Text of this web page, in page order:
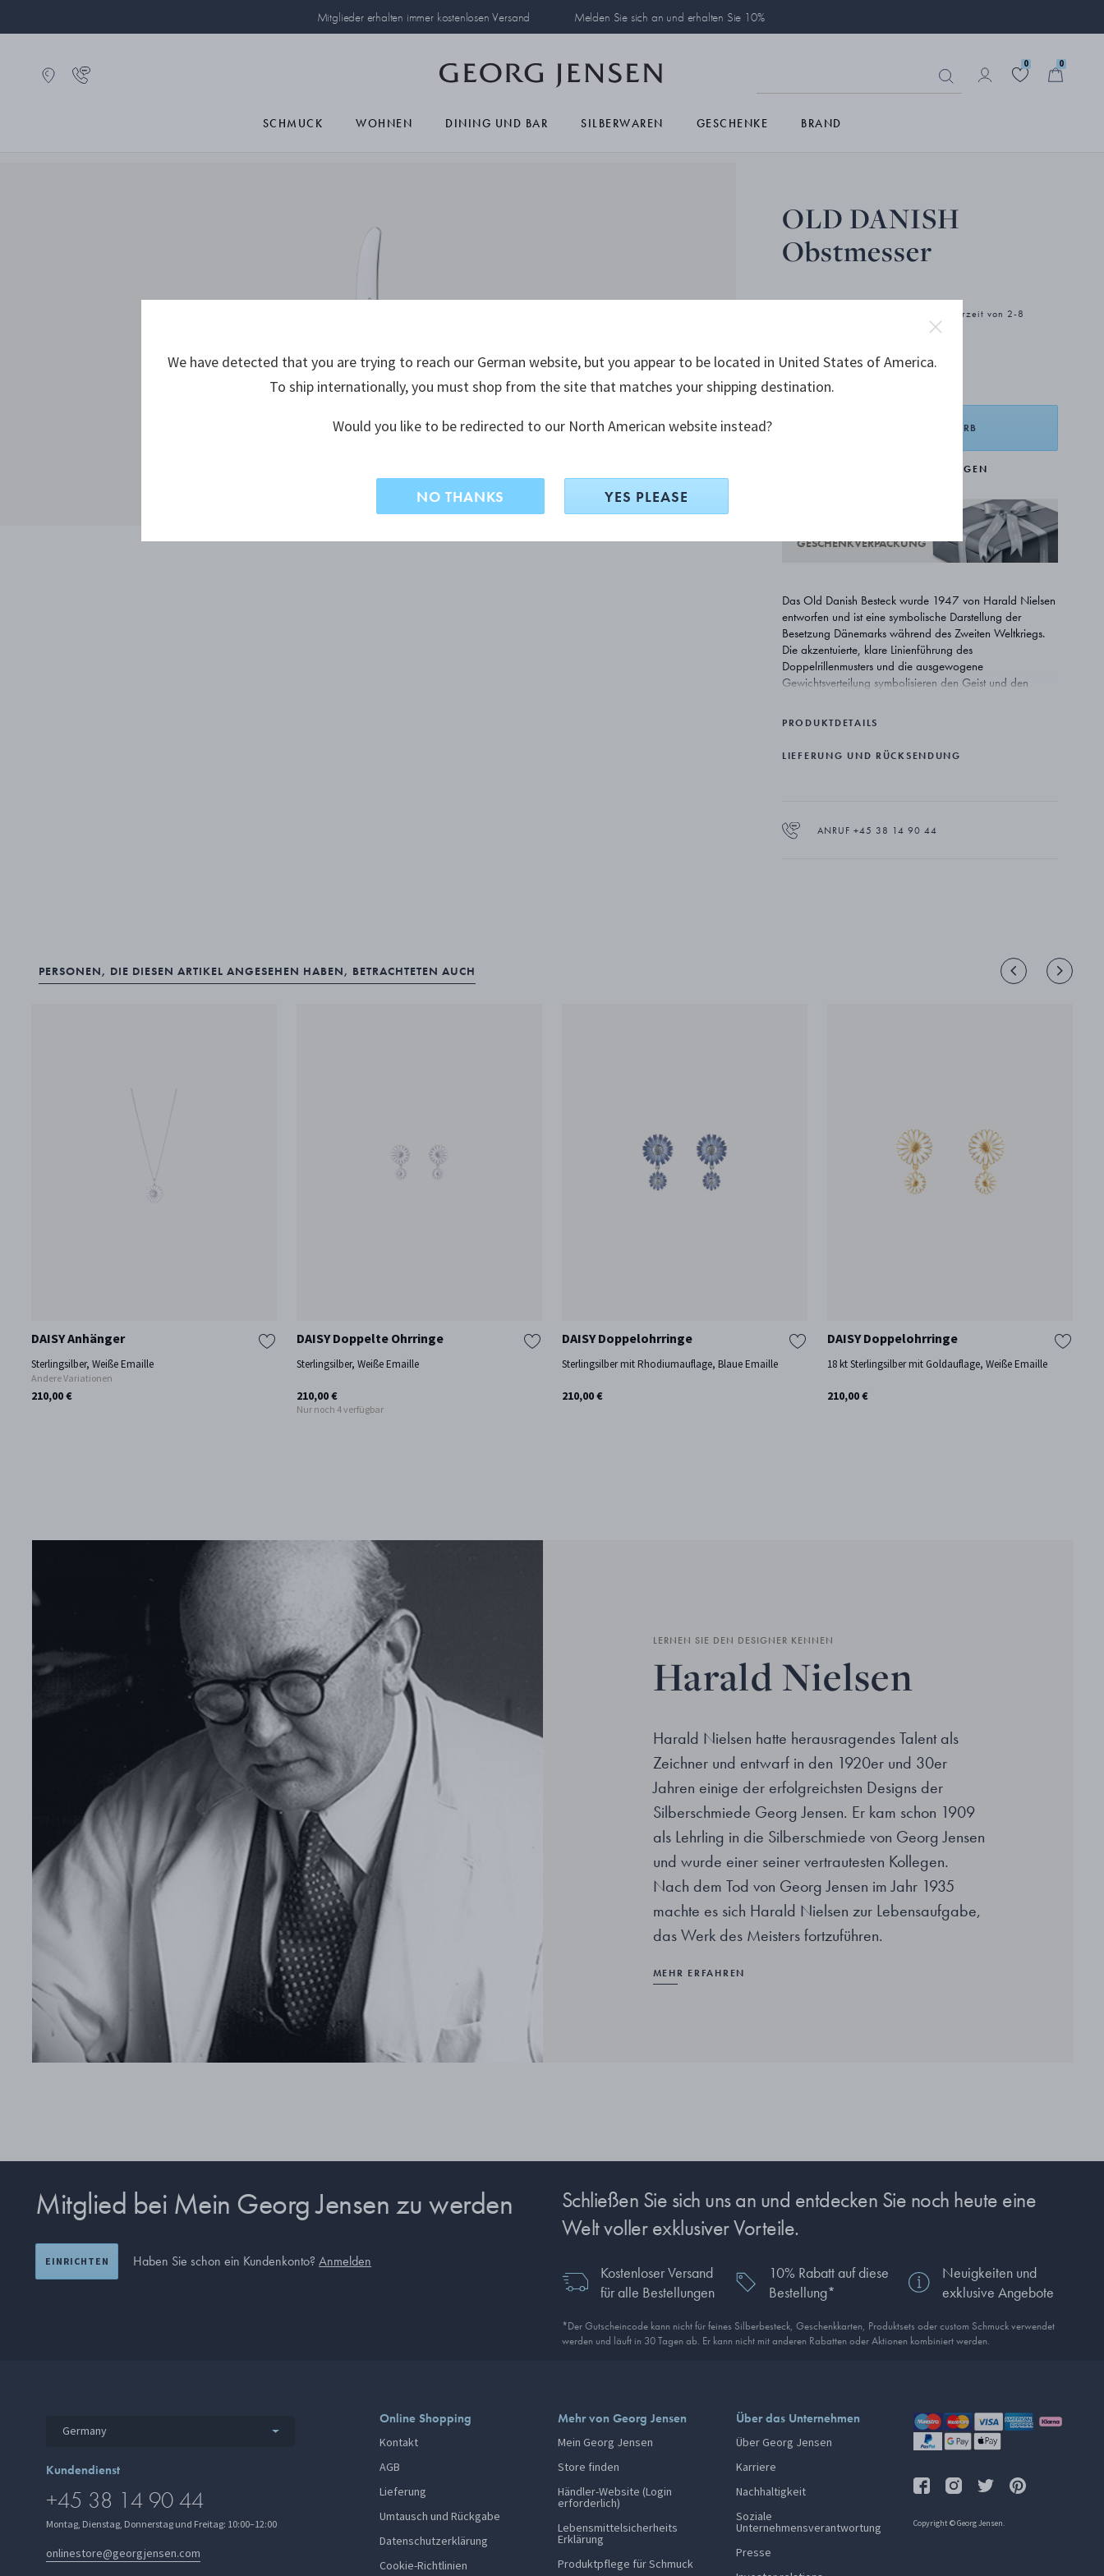
Mitglieder erhalten immer kostenlosen Versand Melden Sie sich an und erhalten Sie 10%
0 0
SCHMUCK WOHNEN DINING UND BAR SILBERWAREN GESCHENKE BRAND
OLD DANISH
Obstmesser
Das Produkt hat eine verlängerte Lieferzeit von 2-8
IN DEN WARENKORB
ZUR WUNSCHLISTE HINZUFÜGEN
GESCHENKVERPACKUNG
Das Old Danish Besteck wurde 1947 von Harald Nielsen
entworfen und ist eine symbolische Darstellung der
Besetzung Dänemarks während des Zweiten Weltkriegs.
Die akzentuierte, klare Linienführung des
Doppelrillenmusters und die ausgewogene
Gewichtsverteilung symbolisieren den Geist und den
Danish Besteck stellt auch eine Verbindung zum
während der Besatzungszeit nie aus dem Land floh,
PRODUKTDETAILS
LIEFERUNG UND RÜCKSENDUNG
ANRUF +45 38 14 90 44
PERSONEN, DIE DIESEN ARTIKEL ANGESEHEN HABEN, BETRACHTETEN AUCH
DAISY Anhänger
Sterlingsilber, Weiße Emaille
Andere Variationen
210,00 €
DAISY Doppelte Ohrringe
Sterlingsilber, Weiße Emaille
210,00 €
Nur noch 4 verfügbar
DAISY Doppelohrringe
Sterlingsilber mit Rhodiumauflage, Blaue Emaille
210,00 €
DAISY Doppelohrringe
18 kt Sterlingsilber mit Goldauflage, Weiße Emaille
210,00 €
LERNEN SIE DEN DESIGNER KENNEN
Harald Nielsen
Harald Nielsen hatte herausragendes Talent als
Zeichner und entwarf in den 1920er und 30er
Jahren einige der erfolgreichsten Designs der
Silberschmiede Georg Jensen. Er kam schon 1909
als Lehrling in die Silberschmiede von Georg Jensen
und wurde einer seiner vertrautesten Kollegen.
Nach dem Tod von Georg Jensen im Jahr 1935
machte es sich Harald Nielsen zur Lebensaufgabe,
das Werk des Meisters fortzuführen.
MEHR ERFAHREN
Mitglied bei Mein Georg Jensen zu werden
EINRICHTEN Haben Sie schon ein Kundenkonto?Anmelden
Schließen Sie sich uns an und entdecken Sie noch heute eine
Welt voller exklusiver Vorteile.
Kostenloser Versand
für alle Bestellungen
10% Rabatt auf diese
Bestellung*
Neuigkeiten und
exklusive Angebote
*Der Gutscheincode kann nicht für feines Silberbesteck, Geschenkkarten, Produkt­sets oder custom Schmuck verwendet
werden und läuft in 30 Tagen ab. Er kann nicht mit anderen Rabatten oder Aktionen kombiniert werden.
Germany
Kundendienst
+45 38 14 90 44
Montag, Dienstag, Donnerstag und Freitag: 10:00–12:00
onlinestore@georgjensen.com
Online Shopping
Kontakt
AGB
Lieferung
Umtausch und Rückgabe
Datenschutzerklärung
Cookie-Richtlinien
Mehr von Georg Jensen
Mein Georg Jensen
Store finden
Händler-Website (Login
erforderlich)
Lebensmittelsicherheits
Erklärung
Produktpflege für Schmuck
Über das Unternehmen
Über Georg Jensen
Karriere
Nachhaltigkeit
Soziale
Unternehmensverantwortung
Presse
Copyright © Georg Jensen.
We have detected that you are trying to reach our German website, but you appear to be located in United States of America.
To ship internationally, you must shop from the site that matches your shipping destination.
Would you like to be redirected to our North American website instead?
NO THANKS YES PLEASE